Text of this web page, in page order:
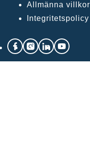
Allmänna villkor
Integritetspolicy